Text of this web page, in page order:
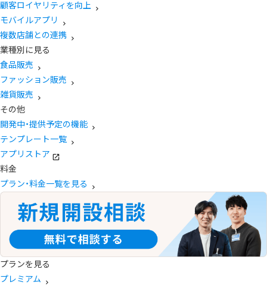
顧客ロイヤリティを向上
モバイルアプリ
複数店舗との連携
業種別に見る
食品販売
ファッション販売
雑貨販売
その他
開発中・提供予定の機能
テンプレート一覧
アプリストア
料金
プラン・料金一覧を見る
プランを見る
プレミアム